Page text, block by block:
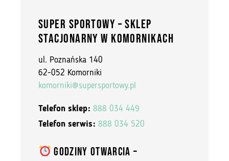
SUPER SPORTOWY – SKLEP
STACJONARNY W KOMORNIKACH
ul. Poznańska 140
62-052 Komorniki
komorniki@supersportowy.pl
Telefon sklep: 888 034 449
Telefon serwis: 888 034 520
GODZINY OTWARCIA –